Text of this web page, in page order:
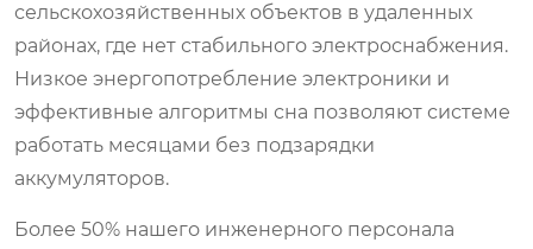
сельскохозяйственных объектов в удаленных
районах, где нет стабильного электроснабжения.
Низкое энергопотребление электроники и
эффективные алгоритмы сна позволяют системе
работать месяцами без подзарядки
аккумуляторов.
Более 50% нашего инженерного персонала